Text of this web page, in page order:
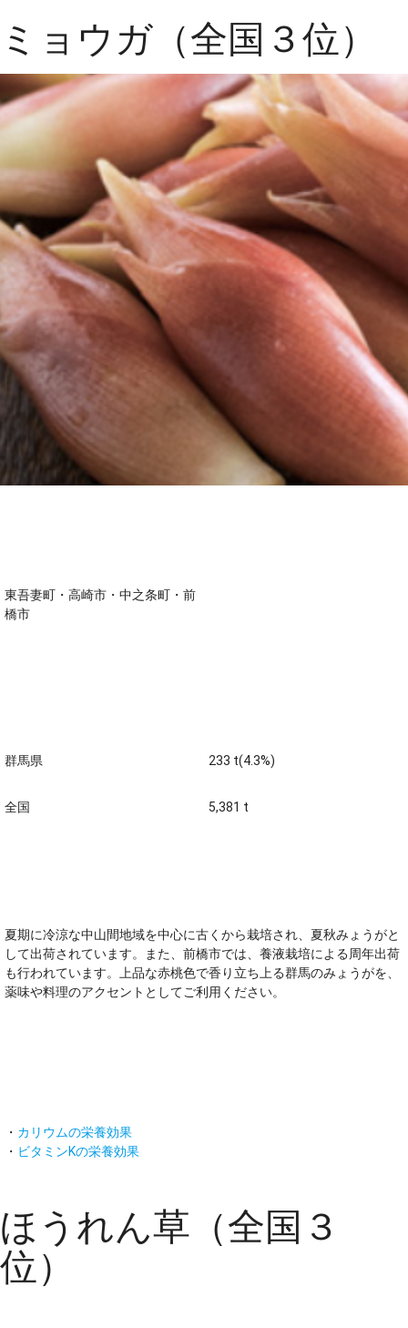
ミョウガ（全国３位）
東吾妻町・高崎市・中之条町・前
橋市
群馬県 233 t(4.3%)
全国 5,381 t
夏期に冷涼な中山間地域を中心に古くから栽培され、夏秋みょうがと
して出荷されています。また、前橋市では、養液栽培による周年出荷
も行われています。上品な赤桃色で香り立ち上る群馬のみょうがを、
薬味や料理のアクセントとしてご利用ください。
・ カリウムの栄養効果
・ ビタミンKの栄養効果
ほうれん草（全国３
位）